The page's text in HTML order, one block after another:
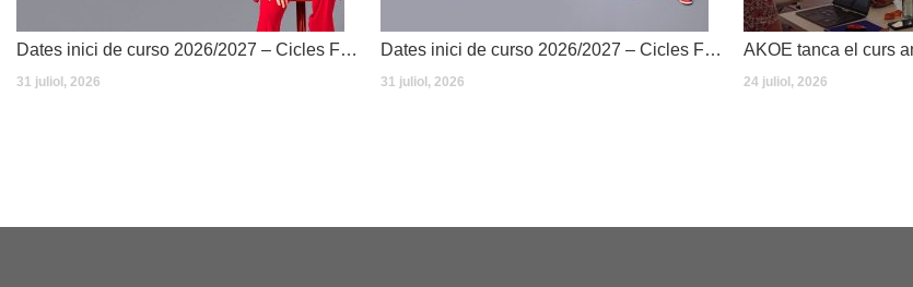
Dates inici de curso 2026/2027 – Cicles Formatius
31 juliol, 2026
Dates inici de curso 2026/2027 – Cicles Formatius
31 juliol, 2026 24 juliol, 2026